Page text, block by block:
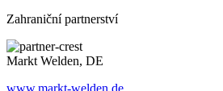
Zahraniční partnerství
Markt Welden, DE